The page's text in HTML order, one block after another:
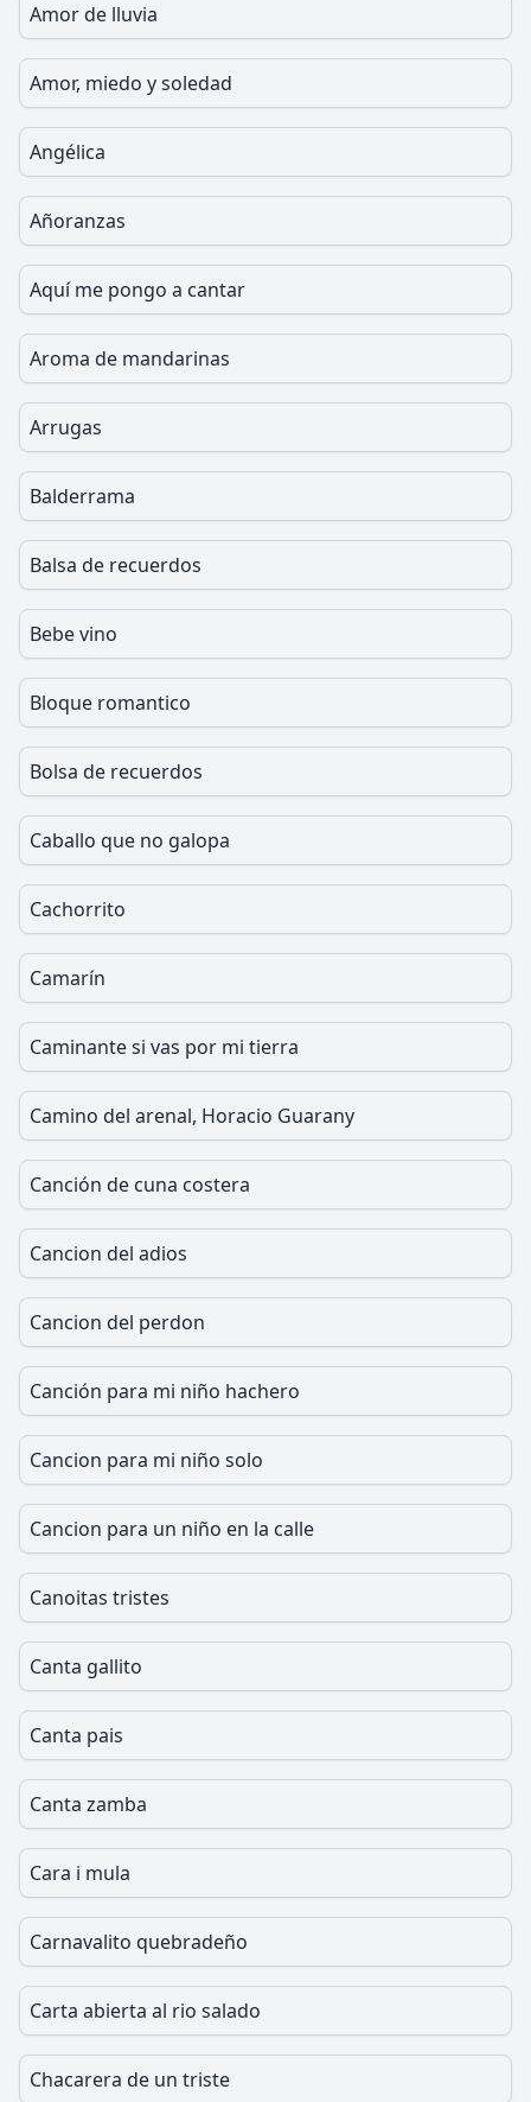
Amor de lluvia
Amor, miedo y soledad
Angélica
Añoranzas
Aquí me pongo a cantar
Aroma de mandarinas
Arrugas
Balderrama
Balsa de recuerdos
Bebe vino
Bloque romantico
Bolsa de recuerdos
Caballo que no galopa
Cachorrito
Camarín
Caminante si vas por mi tierra
Camino del arenal, Horacio Guarany
Canción de cuna costera
Cancion del adios
Cancion del perdon
Canción para mi niño hachero
Cancion para mi niño solo
Cancion para un niño en la calle
Canoitas tristes
Canta gallito
Canta pais
Canta zamba
Cara i mula
Carnavalito quebradeño
Carta abierta al rio salado
Chacarera de un triste